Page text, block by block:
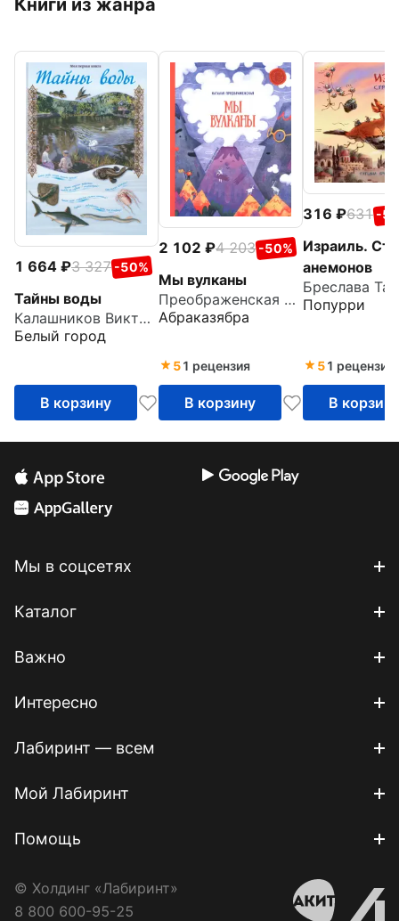
Книги из жанра
1 664 3 327 -50%
Тайны воды
Калашников Виктор Иванович
Белый город
В корзину
2 102 4 203 -50%
Мы вулканы
Преображенская Наталья Викторовна
Абраказябра
51 рецензия
В корзину
316 631 -
Израиль.
анемонов
Бреслава
Попурри
51 рецензия
В корзину
Мы в соцсетях
Каталог
Важно
Интересно
Лабиринт — всем
Мой Лабиринт
Помощь
© Холдинг «Лабиринт»
8 800 600-95-25